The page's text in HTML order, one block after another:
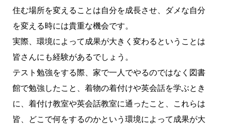
住む場所を変えることは自分を成長させ、ダメな自分
を変える時には貴重な機会です。
実際、環境によって成果が大きく変わるということは
皆さんにも経験があるでしょう。
テスト勉強をする際、家で一人でやるのではなく図書
館で勉強したこと、着物の着付けや英会話を学ぶとき
に、着付け教室や英会話教室に通ったこと、これらは
皆、どこで何をするのかという環境によって成果が大